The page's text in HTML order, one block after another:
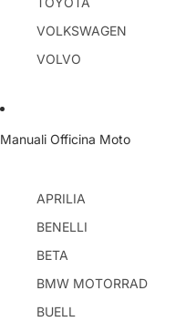
VOLKSWAGEN
VOLVO
Manuali Officina Moto
APRILIA
BENELLI
BETA
BMW MOTORRAD
BUELL